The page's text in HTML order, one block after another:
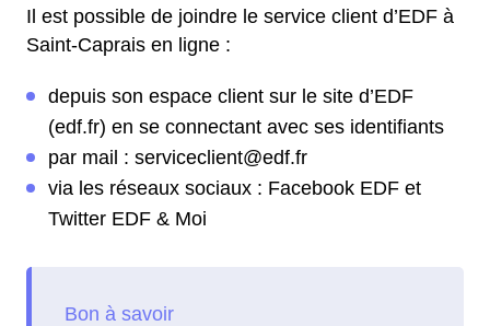
Il est possible de joindre le service client d’EDF à
Saint-Caprais en ligne :
depuis son espace client sur le site d’EDF
(edf.fr) en se connectant avec ses identifiants
par mail : serviceclient@edf.fr
via les réseaux sociaux : Facebook EDF et
Twitter EDF & Moi